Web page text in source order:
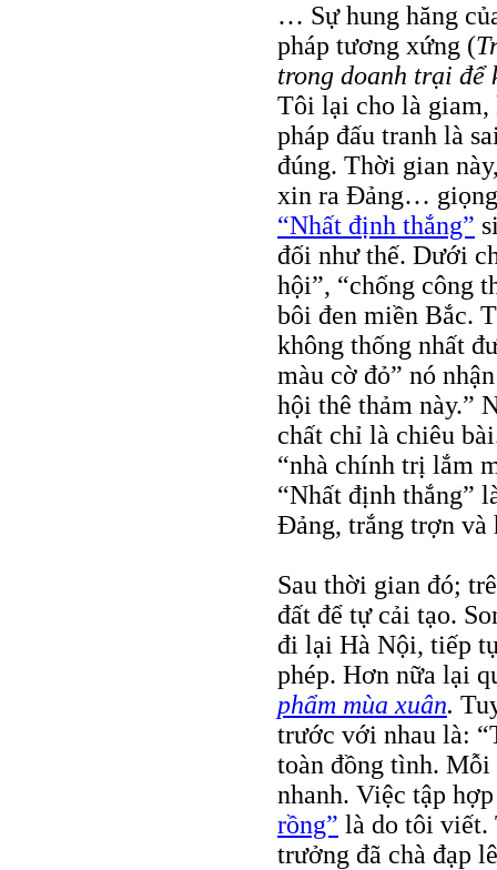
… Sự hung hăng
pháp tương xứng (
trong doanh trại để
Tôi lại cho là giam,
pháp đấu tranh là
đúng. Thời gian
xin ra Đảng…
“Nhất định thắng”
đối như thế. Dưới
hội”, “chống công
bôi đen miền Bắc.
không thống nhất
màu cờ đỏ” nó
hội thê thảm này.”
chất chỉ là chiêu
“nhà chính trị lắm
“Nhất định thắng”
Đảng, trắng trợn và
Sau thời gian đó;
đất để tự cải tạo.
đi lại Hà Nội, tiếp
phép. Hơn nữa lại
phẩm mùa xuân.
trước với nhau là:
toàn đồng tình. Mỗi
nhanh. Việc tập
rồng” là do tôi viết.
trưởng đã chà đạp